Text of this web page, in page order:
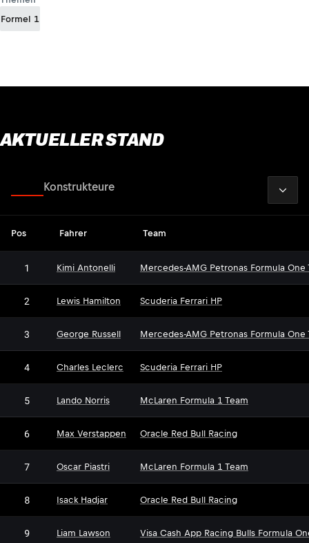
Formel 1
AKTUELLER STAND
Konstrukteure
Pos Fahrer Team
1 Kimi Antonelli Mercedes-AMG Petronas Formula One
2 Lewis Hamilton Scuderia Ferrari HP
3 George Russell Mercedes-AMG Petronas Formula One
4 Charles Leclerc Scuderia Ferrari HP
5 Lando Norris McLaren Formula 1 Team
6 Max Verstappen Oracle Red Bull Racing
7 Oscar Piastri McLaren Formula 1 Team
8 Isack Hadjar Oracle Red Bull Racing
9 Liam Lawson Visa Cash App Racing Bulls Formula